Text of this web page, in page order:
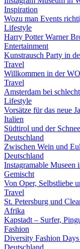
Inspiration
Wozu man Events
Lifestyle
Harry Potter Warner
Entertainment
Kunstrausch Party in
Travel
Willkommen in der
Travel
Amsterdam bei
Lifestyle
Vorsätze für das neue
Italien
Südtirol und der
Deutschland
Zwischen Wein und
Deutschland
Instagramable Museen
Gemischt
Von Oper, Selbstliebe
Travel
St. Petersburg und
Afrika
Kapstadt – Surfer,
Fashion
Diversity Fashion
Deutschland